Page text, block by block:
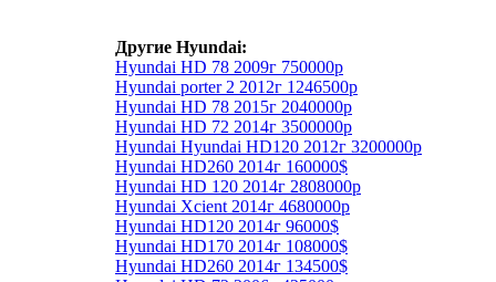
Другие Hyundai:
Hyundai HD 78 2009г 750000р
Hyundai porter 2 2012г 1246500р
Hyundai HD 78 2015г 2040000р
Hyundai HD 72 2014г 3500000р
Hyundai Hyundai HD120 2012г 3200000р
Hyundai HD260 2014г 160000$
Hyundai HD 120 2014г 2808000р
Hyundai Xcient 2014г 4680000р
Hyundai HD120 2014г 96000$
Hyundai HD170 2014г 108000$
Hyundai HD260 2014г 134500$